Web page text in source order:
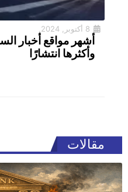
أشهر مواقع أخبار
وأكثرها انتشارًا
مقالات